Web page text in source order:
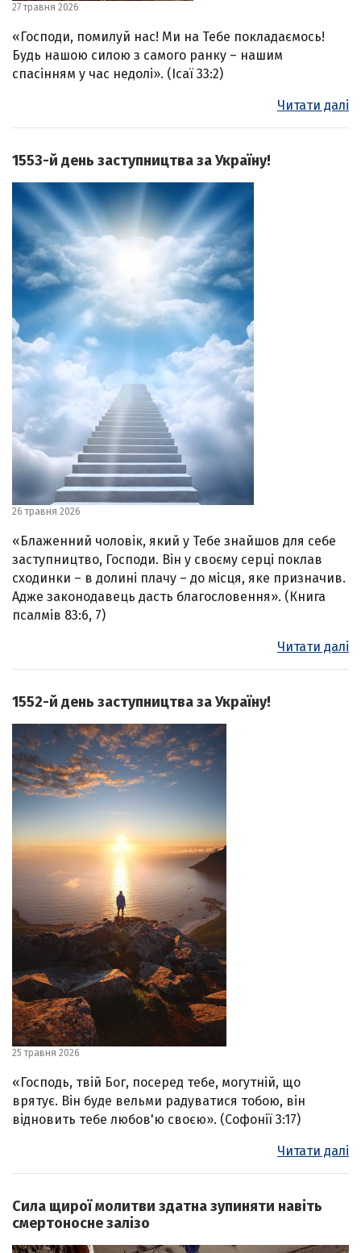
27 травня 2026
«Господи, помилуй нас! Ми на Тебе покладаємось!
Будь нашою силою з самого ранку – нашим
спасінням у час недолі». (Ісаї 33:2)
Читати далі
1553-й день заступництва за Україну!
26 травня 2026
«Блаженний чоловік, який у Тебе знайшов для себе
заступництво, Господи. Він у своєму серці поклав
сходинки – в долині плачу – до місця, яке призначив.
Адже законодавець дасть благословення». (Книга
псалмів 83:6, 7)
Читати далі
1552-й день заступництва за Україну!
25 травня 2026
«Господь, твій Бог, посеред тебе, могутній, що
врятує. Він буде вельми радуватися тобою, він
відновить тебе любов'ю своєю». (Софонії 3:17)
Читати далі
Сила щирої молитви здатна зупиняти навіть
смертоносне залізо